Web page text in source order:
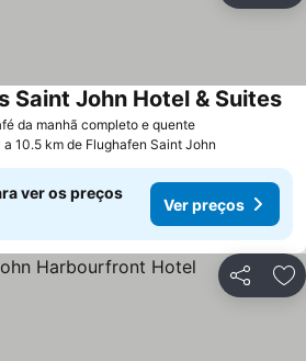
da manhã completo e quenteVer preços
Saint John Hotel & Suites
a 10.5 km de Flughafen Saint John
ver os preços
Ver preços
Partilhar